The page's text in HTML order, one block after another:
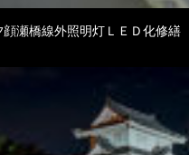
瀬橋線外照明灯ＬＥＤ化修繕